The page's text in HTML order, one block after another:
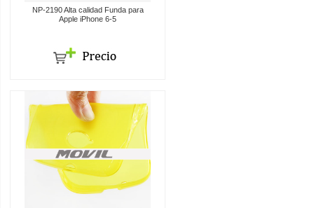
NP-2190 Alta calidad Funda para
Apple iPhone 6-5